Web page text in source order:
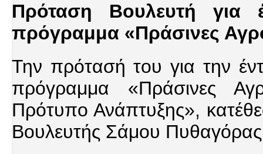
Πρόταση Βουλευτή για
πρόγραμμα «Πράσινες
Την πρότασή του για την
πρόγραμμα «Πράσινες
Πρότυπο Ανάπτυξης»,
Βουλευτής Σάμου